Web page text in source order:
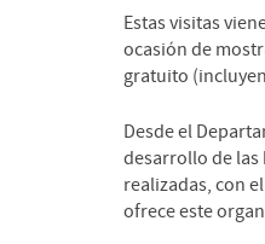
Estas visitas
ocasión de
gratuito
Desde el
desarrollo de las
realizadas, con
ofrece este